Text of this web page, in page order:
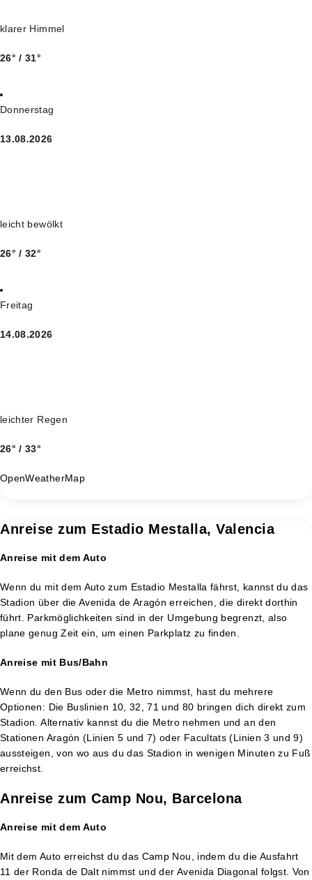
klarer Himmel
26° / 31°
Donnerstag
13.08.2026
leicht bewölkt
26° / 32°
Freitag
14.08.2026
leichter Regen
26° / 33°
OpenWeatherMap
Anreise zum Estadio Mestalla, Valencia
Anreise mit dem Auto
Wenn du mit dem Auto zum Estadio Mestalla fährst, kannst du das
Stadion über die Avenida de Aragón erreichen, die direkt dorthin
führt. Parkmöglichkeiten sind in der Umgebung begrenzt, also
plane genug Zeit ein, um einen Parkplatz zu finden.
Anreise mit Bus/Bahn
Wenn du den Bus oder die Metro nimmst, hast du mehrere
Optionen: Die Buslinien 10, 32, 71 und 80 bringen dich direkt zum
Stadion. Alternativ kannst du die Metro nehmen und an den
Stationen Aragón (Linien 5 und 7) oder Facultats (Linien 3 und 9)
aussteigen, von wo aus du das Stadion in wenigen Minuten zu Fuß
erreichst.
Anreise zum Camp Nou, Barcelona
Anreise mit dem Auto
Mit dem Auto erreichst du das Camp Nou, indem du die Ausfahrt
11 der Ronda de Dalt nimmst und der Avenida Diagonal folgst. Von